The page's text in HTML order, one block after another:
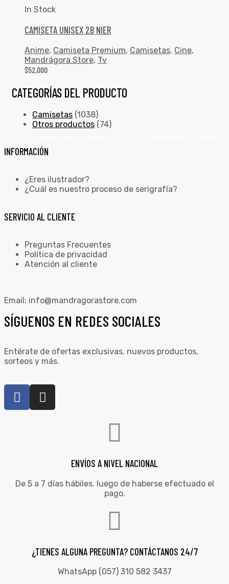
In Stock
CAMISETA UNISEX 2B NIER
Anime, Camiseta Premium, Camisetas, Cine,
Mandrágora Store, Tv
$52,000
CATEGORÍAS DEL PRODUCTO
Camisetas (1038)
Otros productos (74)
INFORMACIÓN
¿Eres ilustrador?
¿Cuál es nuestro proceso de serigrafía?
SERVICIO AL CLIENTE
Preguntas Frecuentes
Política de privacidad
Atención al cliente
Email: info@mandragorastore.com
SÍGUENOS EN REDES SOCIALES
Entérate de ofertas exclusivas, nuevos productos,
sorteos y más.
ENVÍOS A NIVEL NACIONAL
De 5 a 7 días hábiles. luego de haberse efectuado el
pago.
¿TIENES ALGUNA PREGUNTA? CONTÁCTANOS 24/7
WhatsApp (057) 310 582 3437